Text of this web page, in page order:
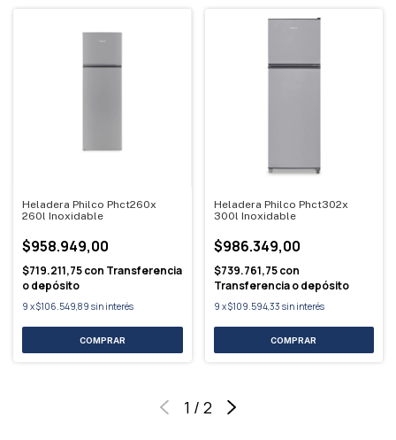
Heladera Philco Phct260x
260l Inoxidable
$958.949,00
$719.211,75con Transferencia
o depósito
9 x$106.549,89 sin interés
Heladera Philco Phct302x
300l Inoxidable
$986.349,00
$739.761,75con
Transferencia o depósito
9 x$109.594,33 sin interés
1 / 2